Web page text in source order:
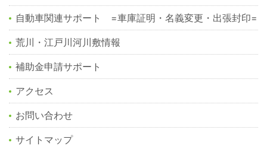
自動車関連サポート =車庫証明・名義変更・出張封印=
荒川・江戸川河川敷情報
補助金申請サポート
アクセス
お問い合わせ
サイトマップ